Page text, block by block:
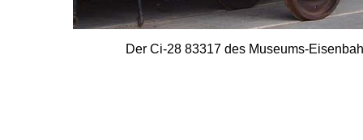
Der Ci-28 83317 des Museums-